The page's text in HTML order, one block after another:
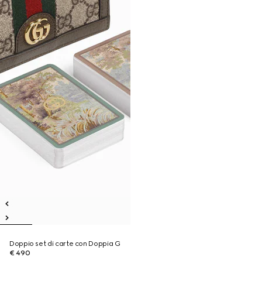
Doppio set di carte con Doppia G
€ 490